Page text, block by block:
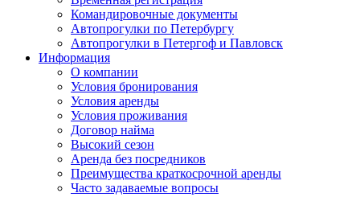
Командировочные документы
Автопрогулки по Петербургу
Автопрогулки в Петергоф и Павловск
Информация
О компании
Условия бронирования
Условия аренды
Условия проживания
Договор найма
Высокий сезон
Аренда без посредников
Преимущества краткосрочной аренды
Часто задаваемые вопросы